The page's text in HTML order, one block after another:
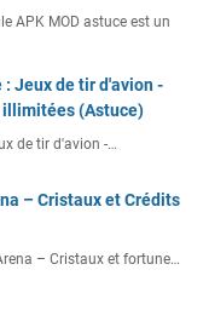
APK MOD astuce est un
: Jeux de tir d'avion -
illimitées (Astuce)
de tir d'avion -…
– Cristaux et Crédits
– Cristaux et fortune…